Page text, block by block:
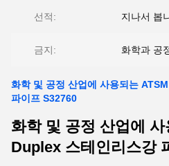
선적: 지나서 봅
금지: 화학과 공
화학 및 공정 산업에 사용되는
파이프 S32760
화학 및 공정 산업에
Duplex 스테인리스강